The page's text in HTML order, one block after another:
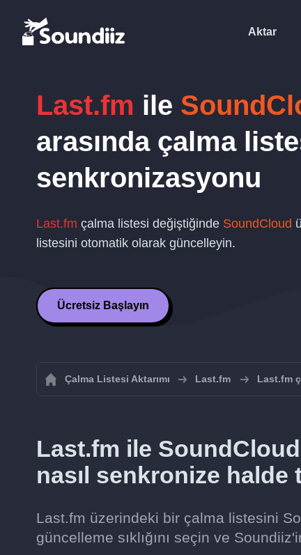
Aktar
Last.fm ile
arasında çalma
senkronizasyonu
Last.fm çalma listesi değiştiğinde SoundCloud
listesini otomatik olarak güncelleyin.
Ücretsiz Başlayın
Çalma Listesi Aktarımı Last.fm Last.fm
Last.fm ile
nasıl senkronize halde
Last.fm üzerindeki bir çalma listesini
güncelleme sıklığını seçin ve